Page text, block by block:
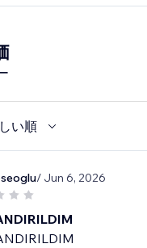
い順
/ Jun 6, 2026